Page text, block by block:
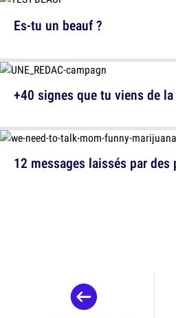
12 messages laissés par
Es-tu un beauf ?
+40 signes que tu viens de